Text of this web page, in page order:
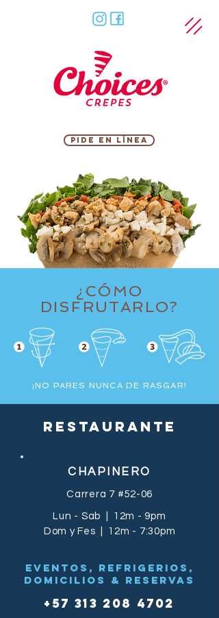
PIDE EN LÍNEA
¿CÓMO
DISFRUTARLO?
​​¡NO PARES NUNCA DE RASGAR!
restaurante
CHAPINERO
Carrera 7 #52-06​
Lun - Sab | 12m - 9pm
Dom y Fes | 12m - 7:30pm
EVENTOS, REFRIGERIOS,
DOMICILIOS & RESERVAS
+57 313 208 4702